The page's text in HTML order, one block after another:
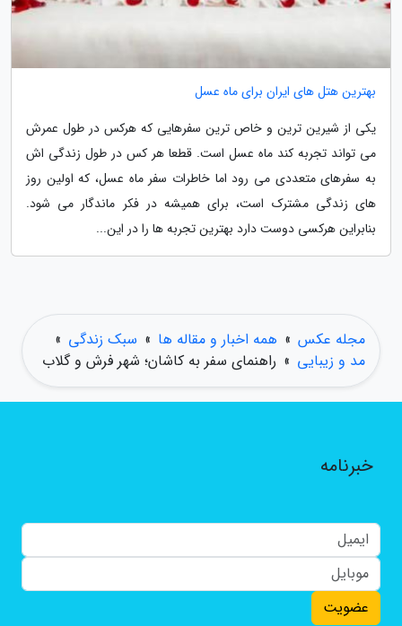
بهترین هتل های ایران برای ماه عسل
یکی از شیرین ترین و خاص ترین سفرهایی که هرکس در طول عمرش
می تواند تجربه کند ماه عسل است. قطعا هر کس در طول زندگی اش
به سفرهای متعددی می رود اما خاطرات سفر ماه عسل، که اولین روز
های زندگی مشترک است، برای همیشه در فکر ماندگار می شود.
بنابراین هرکسی دوست دارد بهترین تجربه ها را در این...
مجله عکس » همه اخبار و مقاله ها » سبک زندگی »
مد و زیبایی » راهنمای سفر به کاشان؛ شهر فرش و گلاب
خبرنامه
عضویت